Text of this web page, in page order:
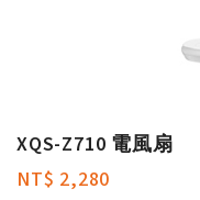
XQS-Z710 電風扇
NT$ 2,280